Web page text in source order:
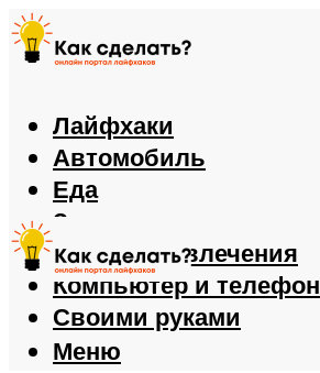
Лайфхаки
Автомобиль
Еда
Здоровье
Игры и развлечения
Компьютер и телефон
Своими руками
Меню